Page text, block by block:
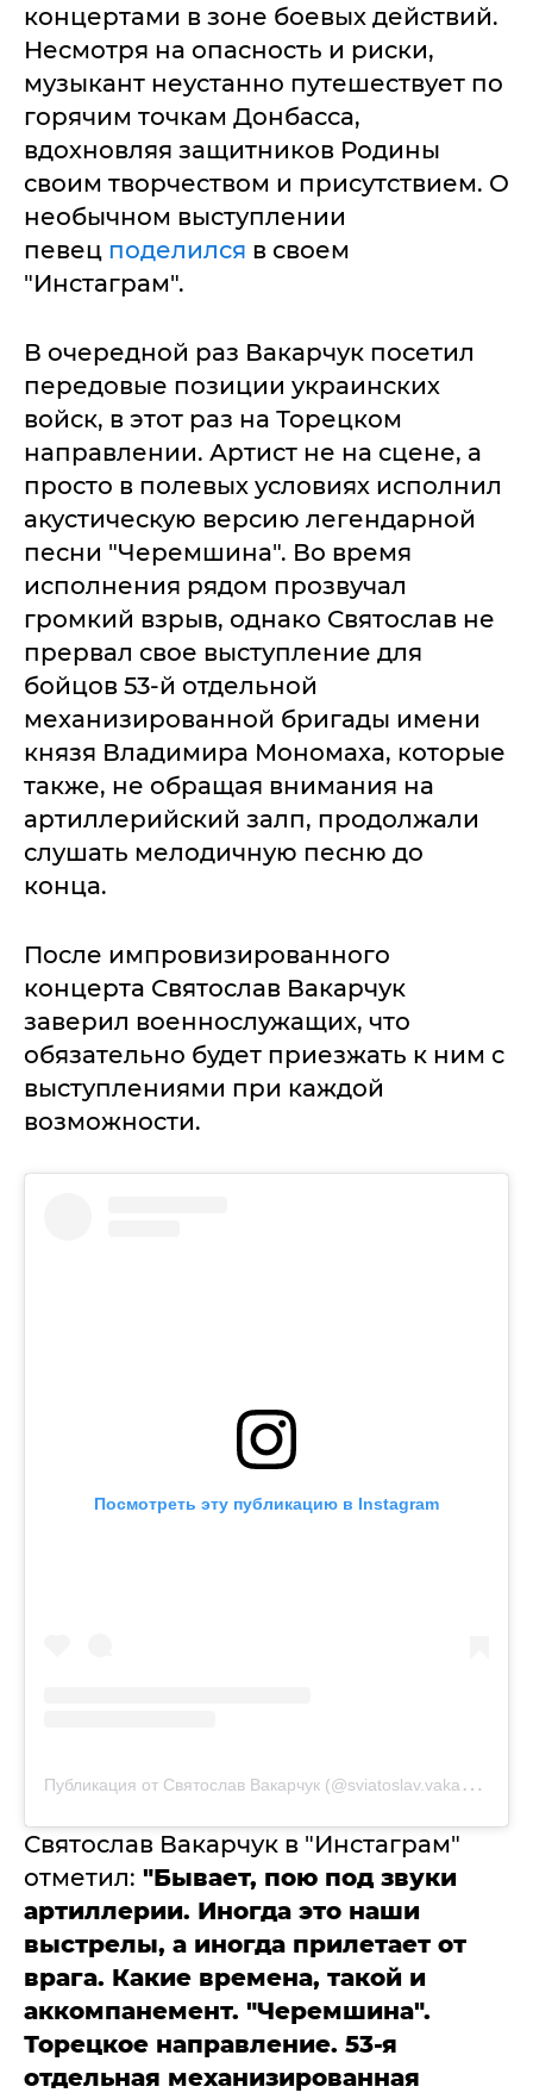
концертами в зоне боевых действий.
Несмотря на опасность и риски,
музыкант неустанно путешествует по
горячим точкам Донбасса,
вдохновляя защитников Родины
своим творчеством и присутствием. О
необычном выступлении
певец поделился в своем
"Инстаграм".
В очередной раз Вакарчук посетил
передовые позиции украинских
войск, в этот раз на Торецком
направлении. Артист не на сцене, а
просто в полевых условиях исполнил
акустическую версию легендарной
песни "Черемшина". Во время
исполнения рядом прозвучал
громкий взрыв, однако Святослав не
прервал свое выступление для
бойцов 53-й отдельной
механизированной бригады имени
князя Владимира Мономаха, которые
также, не обращая внимания на
артиллерийский залп, продолжали
слушать мелодичную песню до
конца.
После импровизированного
концерта Святослав Вакарчук
заверил военнослужащих, что
обязательно будет приезжать к ним с
выступлениями при каждой
возможности.
Посмотреть эту публикацию в Instagram
П
убликация от Святослав Вакарчук (@sviatoslav.vakarchuk)
Святослав Вакарчук в "Инстаграм"
отметил: "Бывает, пою под звуки
артиллерии. Иногда это наши
выстрелы, а иногда прилетает от
врага. Какие времена, такой и
аккомпанемент. "Черемшина".
Торецкое направление. 53-я
отдельная механизированная